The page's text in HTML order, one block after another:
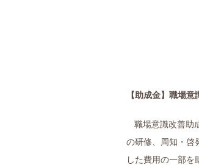
【助成金】 職場意
職場意識改善助
の研修、周知・啓
した費用の一部を